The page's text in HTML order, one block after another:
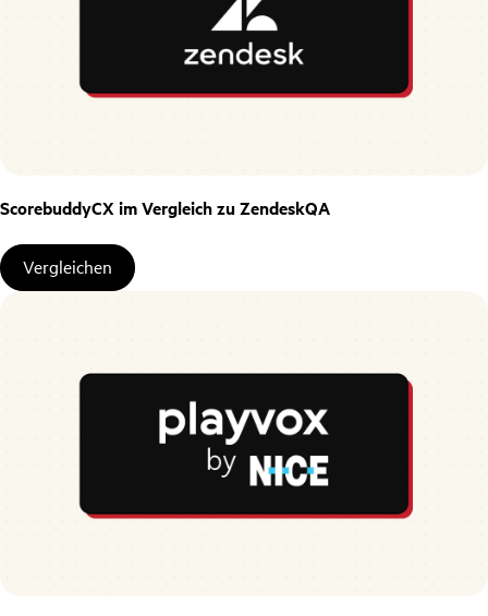
ScorebuddyCX im Vergleich zu ZendeskQA
Vergleichen